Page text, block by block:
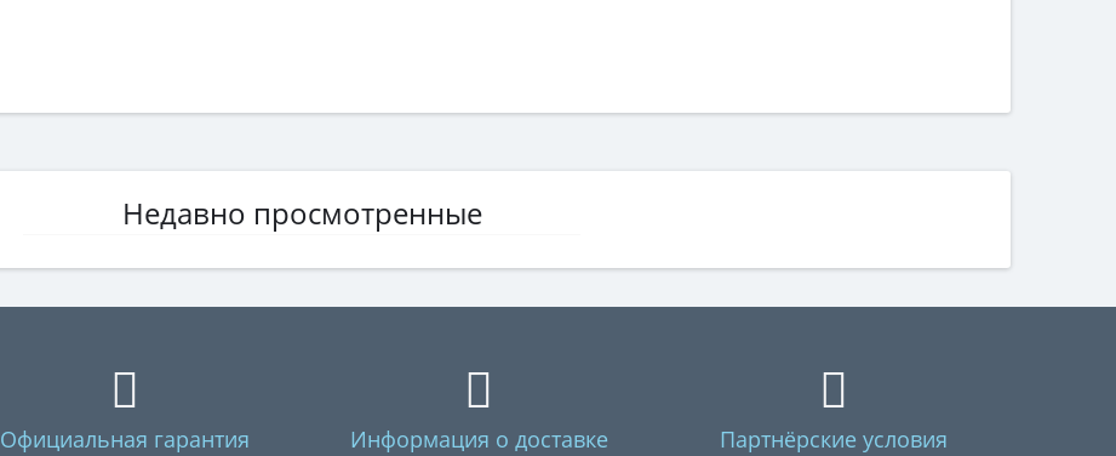
Недавно просмотренные
Официальная гарантия Информация о доставке Партнёрские условия